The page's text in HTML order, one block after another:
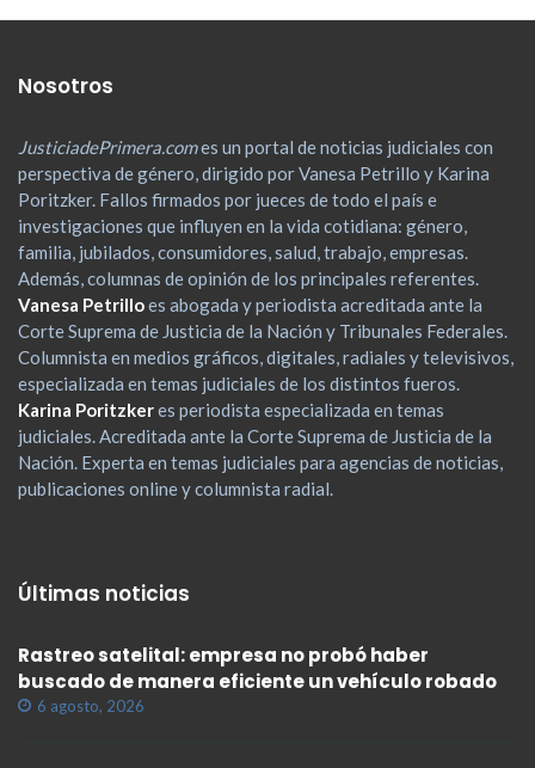
Nosotros
JusticiadePrimera.comes un portal de noticias judiciales con
perspectiva de género, dirigido por Vanesa Petrillo y Karina
Poritzker. Fallos firmados por jueces de todo el país e
investigaciones que influyen en la vida cotidiana: género,
familia, jubilados, consumidores, salud, trabajo, empresas.
Además, columnas de opinión de los principales referentes.
Vanesa Petrilloes abogada y periodista acreditada ante la
Corte Suprema de Justicia de la Nación y Tribunales Federales.
Columnista en medios gráficos, digitales, radiales y televisivos,
especializada en temas judiciales de los distintos fueros.
Karina Poritzkeres periodista especializada en temas
judiciales. Acreditada ante la Corte Suprema de Justicia de la
Nación. Experta en temas judiciales para agencias de noticias,
publicaciones online y columnista radial.
Últimas noticias
Rastreo satelital: empresa no probó haber
buscado de manera eficiente un vehículo robado
6 agosto, 2026